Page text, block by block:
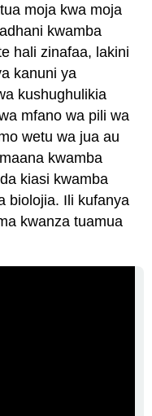
moja kwa moja
kwamba
hali zinafaa, lakini
kanuni ya
kushughulikia
mfano wa pili wa
wetu wa jua au
kwamba
kiasi kwamba
biolojia. Ili kufanya
kwanza tuamua